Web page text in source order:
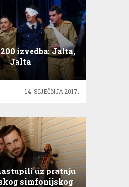
izvedba: Jalta,
Jalta
14. SIJEČNJA 2017.
uz pratnju
simfonijskog